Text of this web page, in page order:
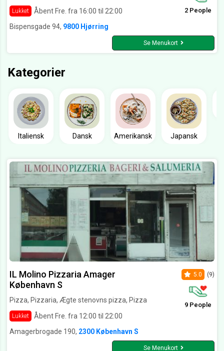
Lukket Åbent Fre. fra 16:00 til 22:00 2 People
Bispensgade 94, 9800 Hjørring
Se Menukort
Kategorier
Italiensk Dansk Amerikansk Japansk
IL Molino Pizzaria Amager
København S
Pizza, Pizzaria, Ægte stenovns pizza, Pizza
Lukket Åbent Fre. fra 12:00 til 22:00
5.0 (9)
9 People
Amagerbrogade 190, 2300 København S
Se Menukort